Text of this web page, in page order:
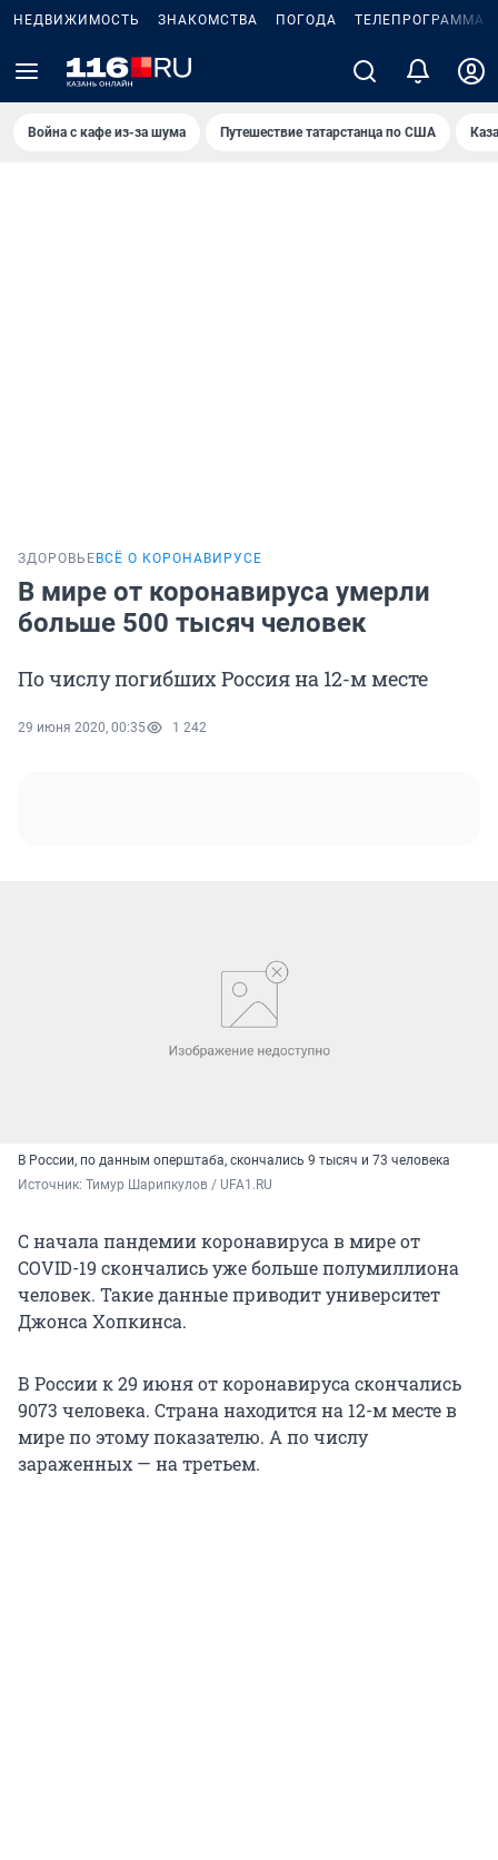
НЕДВИЖИМОСТЬ ЗНАКОМСТВА ПОГОДА ТЕЛЕПРОГРАММА
Война с кафе из-за шума Путешествие татарстанца по США
ЗДОРОВЬЕ ВСЁ О КОРОНАВИРУСЕ
В мире от коронавируса умерли
больше 500 тысяч человек
По числу погибших Россия на 12-м месте
29 июня 2020, 00:35 1 242
В России, по данным оперштаба, скончались 9 тысяч и 73 человека
Источник: Тимур Шарипкулов / UFA1.RU
С начала пандемии коронавируса в мире от
COVID-19 скончались уже больше полумиллиона
человек. Такие данные приводит университет
Джонса Хопкинса.
В России к 29 июня от коронавируса скончались
9073 человека. Страна находится на 12-м месте в
мире по этому показателю. А по числу
зараженных — на третьем.